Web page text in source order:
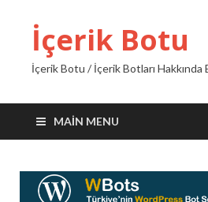
İçerik Botu
İçerik Botu / İçerik Botları Hakkında
MAIN MENU